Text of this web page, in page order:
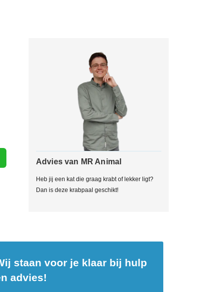
Advies van MR Animal
Heb jij een kat die graag krabt of lekker ligt?
Dan is deze krabpaal geschikt!
staan voor je klaar bij hulp
advies!